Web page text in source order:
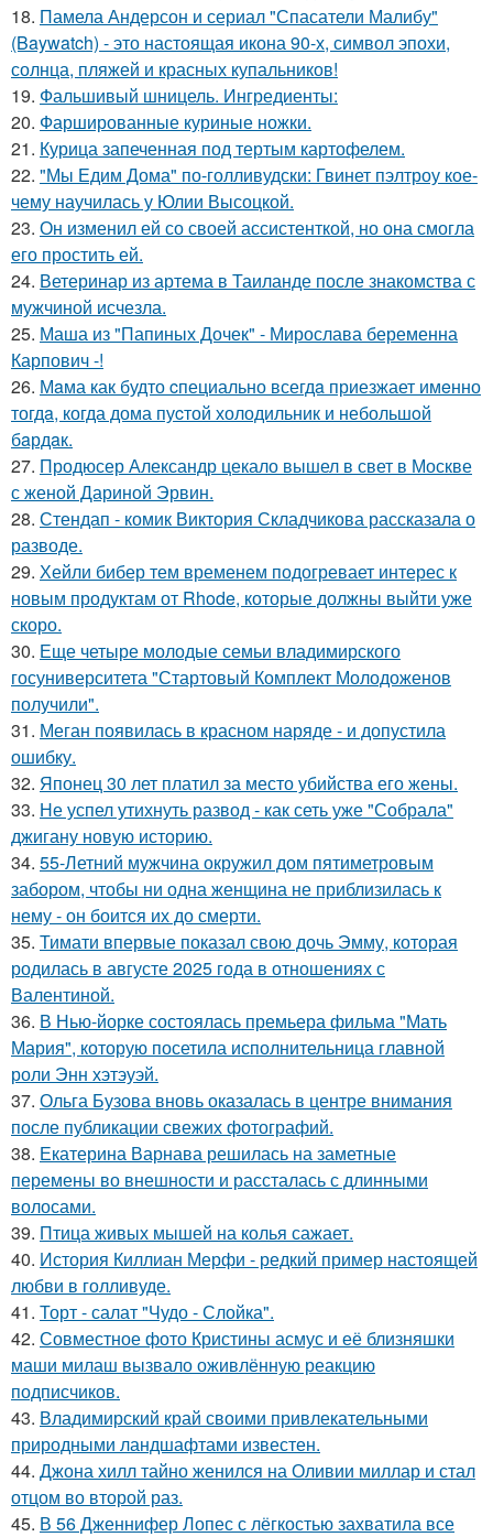
18. Памела Андерсон и сериал "Спасатели Малибу"
(Baywatch) - это настоящая икона 90-х, символ эпохи,
солнца, пляжей и красных купальников!
19. Фальшивый шницель. Ингредиенты:
20. Фаршированные куриные ножки.
21. Курица запеченная под тертым картофелем.
22. "Мы Едим Дома" по-голливудски: Гвинет пэлтроу кое-
чему научилась у Юлии Высоцкой.
23. Он изменил ей со своей ассистенткой, но она смогла
его простить ей.
24. Ветеринар из артема в Таиланде после знакомства с
мужчиной исчезла.
25. Маша из "Папиных Дочек" - Мирослава беременна
Карпович -!
26. Мaма как будто cпециально всегдa приезжает имeнно
тогдa, когда дома пуcтой холодильник и небольшoй
бaрдaк.
27. Продюсер Александр цекало вышел в свет в Москве
с женой Дариной Эрвин.
28. Стендап - комик Виктория Складчикова рассказала о
разводе.
29. Хейли бибер тем временем подогревает интерес к
новым продуктам от Rhode, которые должны выйти уже
скоро.
30. Еще четыре молодые семьи владимирского
госуниверситета "Стартовый Комплект Молодоженов
получили".
31. Меган появилась в красном наряде - и допустила
ошибку.
32. Японец 30 лет платил за место убийства его жены.
33. Не успел утихнуть развод - как сеть уже "Собрала"
джигану новую историю.
34. 55-Летний мужчина окружил дом пятиметровым
забором, чтобы ни одна женщина не приблизилась к
нему - он боится их до смерти.
35. Тимати впервые показал свою дочь Эмму, которая
родилась в августе 2025 года в отношениях с
Валентиной.
36. В Нью-йорке состоялась премьера фильма "Мать
Мария", которую посетила исполнительница главной
роли Энн хэтэуэй.
37. Ольга Бузова вновь оказалась в центре внимания
после публикации свежих фотографий.
38. Екатерина Варнава решилась на заметные
перемены во внешности и рассталась с длинными
волосами.
39. Птица живых мышей на колья сажает.
40. История Киллиан Мерфи - редкий пример настоящей
любви в голливуде.
41. Торт - салат "Чудо - Слойка".
42. Совместное фото Кристины асмус и её близняшки
маши милаш вызвало оживлённую реакцию
подписчиков.
43. Владимирский край своими привлекательными
природными ландшафтами известен.
44. Джона хилл тайно женился на Оливии миллар и стал
отцом во второй раз.
45. В 56 Дженнифер Лопес с лёгкостью захватила все